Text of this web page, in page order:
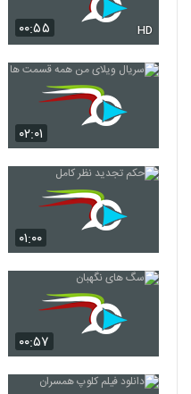
۰۰:۵۵ HD
۰۲:۰۱
۰۱:۰۰
۰۰:۵۷